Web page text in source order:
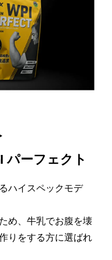
パーフェクト
ハイスペックモデ
め、牛乳でお腹を壊
りをする方に選ばれ